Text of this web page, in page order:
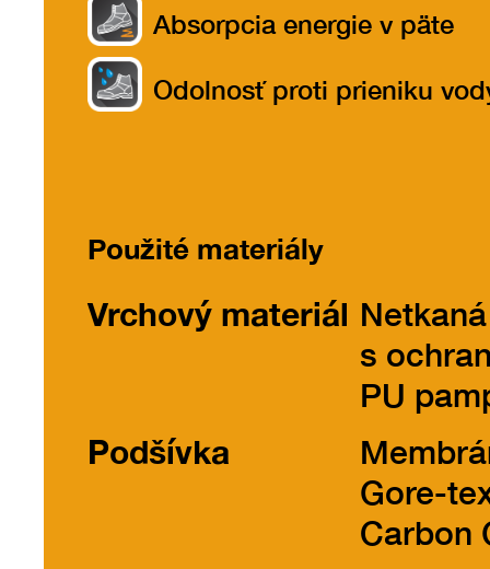
Absorpcia energie v päte
Odolnosť proti prieniku
Použité materiály
Vrchový materiál
s
PU
Podšívka
Gore-
Carbon